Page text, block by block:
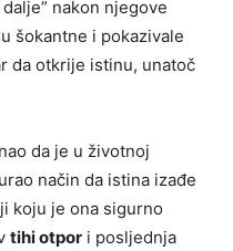
nakon njegove
šokantne i pokazivale
da otkrije istinu, unatoč
da je u životnoj
način da istina izađe
koju je ona sigurno
tihi otpor i posljednja